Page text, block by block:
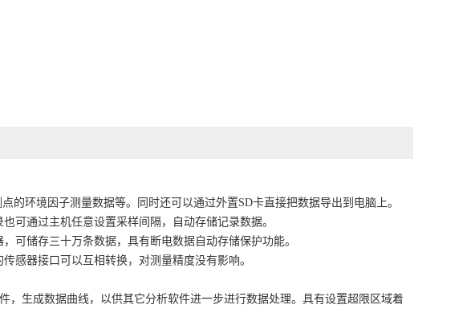
环境因子测量数据等。同时还可以通过外置SD卡直接把数据导出到电脑上。
通过主机任意设置采样间隔，自动存储记录数据。
储存三十万条数据，具有断电数据自动存储保护功能。
感器接口可以互相转换，对测量精度没有影响。
生成数据曲线，以供其它分析软件进一步进行数据处理。具有设置超限区域着